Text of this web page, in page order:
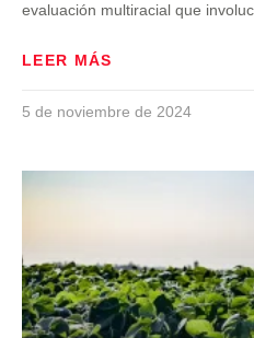
evaluación multiracial que
LEER MÁS
5 de noviembre de 2024